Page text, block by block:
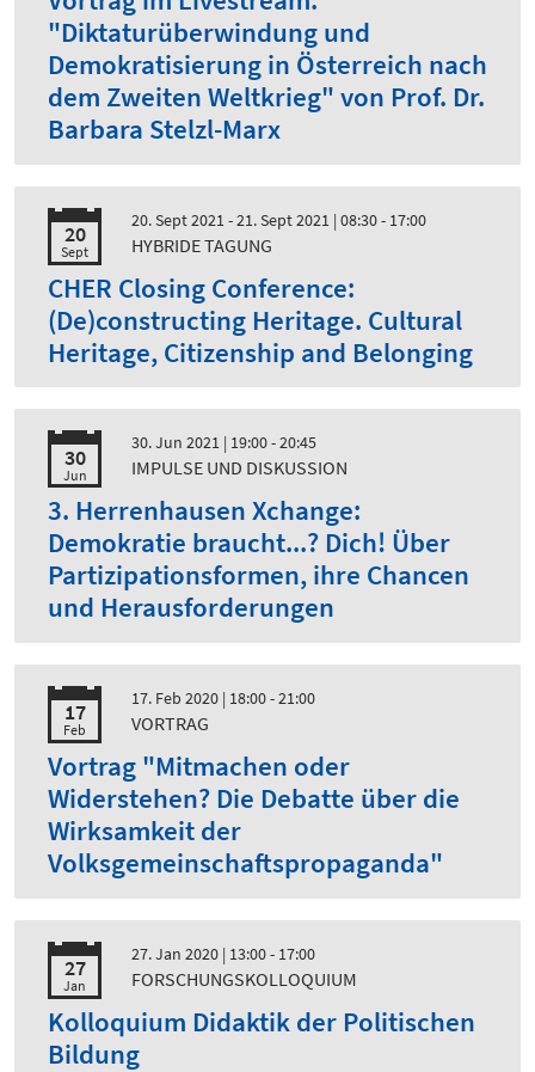
"Diktaturüberwindung und
Demokratisierung in Österreich nach
dem Zweiten Weltkrieg" von Prof. Dr.
Barbara Stelzl-Marx
20
Sept
20. Sept 2021 - 21. Sept 2021 | 08:30 - 17:00
HYBRIDE TAGUNG
CHER Closing Conference:
(De)constructing Heritage. Cultural
Heritage, Citizenship and Belonging
30
Jun
30. Jun 2021 | 19:00 - 20:45
IMPULSE UND DISKUSSION
3. Herrenhausen Xchange:
Demokratie braucht...? Dich! Über
Partizipationsformen, ihre Chancen
und Herausforderungen
17
Feb
17. Feb 2020 | 18:00 - 21:00
VORTRAG
Vortrag "Mitmachen oder
Widerstehen? Die Debatte über die
Wirksamkeit der
Volksgemeinschaftspropaganda"
27
Jan
27. Jan 2020 | 13:00 - 17:00
FORSCHUNGSKOLLOQUIUM
Kolloquium Didaktik der Politischen
Bildung